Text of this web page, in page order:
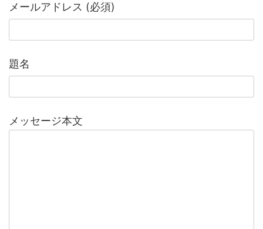
メールアドレス (必須)
題名
メッセージ本文